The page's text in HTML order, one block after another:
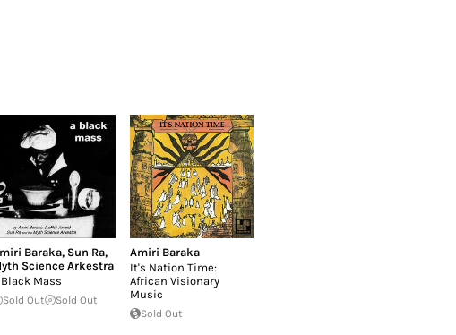
Baraka, Sun Ra,
Science Arkestra
Black Mass
Sold Out Sold Out
Amiri Baraka
It's Nation Time:
African Visionary
Music
Sold Out